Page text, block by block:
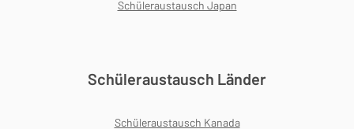
Schüleraustausch Japan
Schüleraustausch Länder
Schüleraustausch Kanada